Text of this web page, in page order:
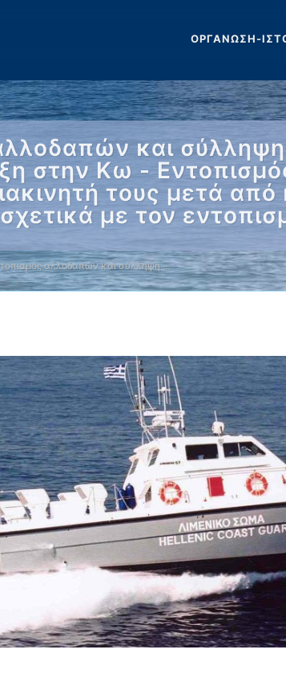
ΟΡΓΑΝΩΣΗ-
και
στην Κω -
τους μετά
με τον
αλλοδαπών και σύλληψη …